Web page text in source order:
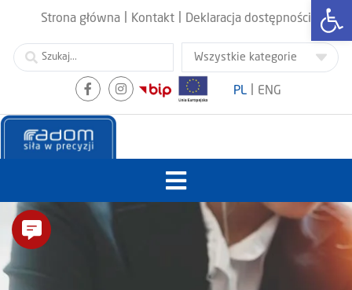
Strona główna Kontakt Deklaracja dostępności
PL ENG